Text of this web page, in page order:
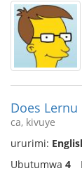
Does Lernu
ca, kivuye
ururimi:
Ubutumwa 4